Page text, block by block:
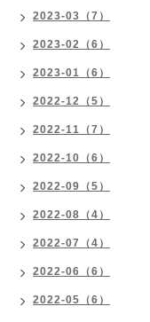
2023-03（7）
2023-02（6）
2023-01（6）
2022-12（5）
2022-11（7）
2022-10（6）
2022-09（5）
2022-08（4）
2022-07（4）
2022-06（6）
2022-05（6）